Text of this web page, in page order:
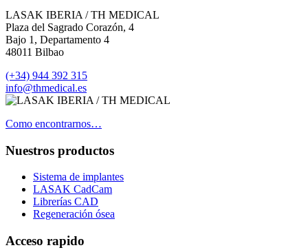
LASAK IBERIA / TH MEDICAL
Plaza del Sagrado Corazón, 4
Bajo 1, Departamento 4
48011 Bilbao
(+34) 944 392 315
info@thmedical.es
Como encontrarnos…
Nuestros productos
Sistema de implantes
LASAK CadCam
Librerías CAD
Regeneración ósea
Acceso rapido